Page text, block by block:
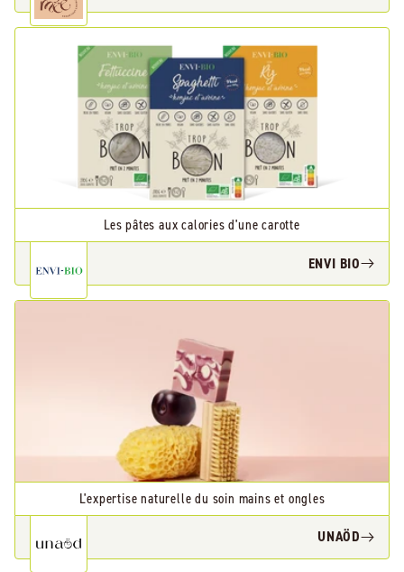
Les pâtes aux calories d'une carotte
ENVI BIO
L'expertise naturelle du soin mains et ongles
UNAÖD